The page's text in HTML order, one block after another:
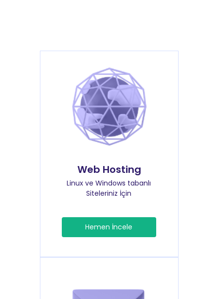
Web Hosting
Linux ve Windows tabanlı
Siteleriniz İçin
Hemen İncele